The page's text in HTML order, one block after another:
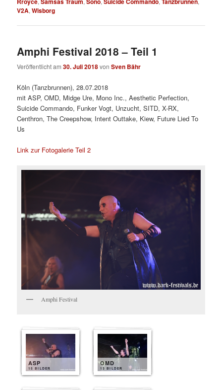
V2A,Wisborg
Amphi Festival 2018 – Teil 1
Veröffentlicht am30. Juli 2018vonSven Bähr
Köln (Tanzbrunnen), 28.07.2018
mit ASP, OMD, Midge Ure, Mono Inc., Aesthetic Perfection,
Suicide Commando, Funker Vogt, Unzucht, SITD, X-RX,
Centhron, The Creepshow, Intent Outtake, Kiew, Future Lied To
Us
Link zur Fotogalerie Teil 2
Amphi Festival
ASP
15 BILDER
OMD
13 BILDER